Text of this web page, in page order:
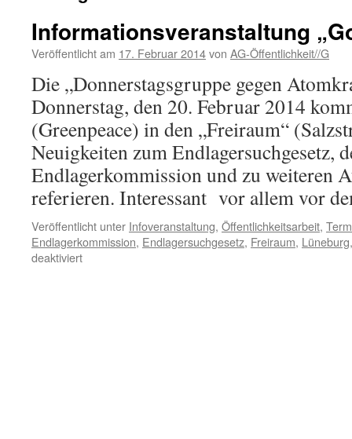
Informationsveranstaltung
Veröffentlicht am 17. Februar 2014von AG-Öffentlichkeit//G
Die „Donnerstagsgruppe gegen
Donnerstag, den 20. Februar 2014
(Greenpeace) in den „Freiraum“
Neuigkeiten zum Endlagersuchgesetz,
Endlagerkommission und zu weiteren
referieren. Interessant vor allem vor
Veröffentlicht unter Infoveranstaltung, Öffentlichkeitsarbeit,
Endlagerkommission, Endlagersuchgesetz, Freiraum, Lüneburg
deaktiviertfür